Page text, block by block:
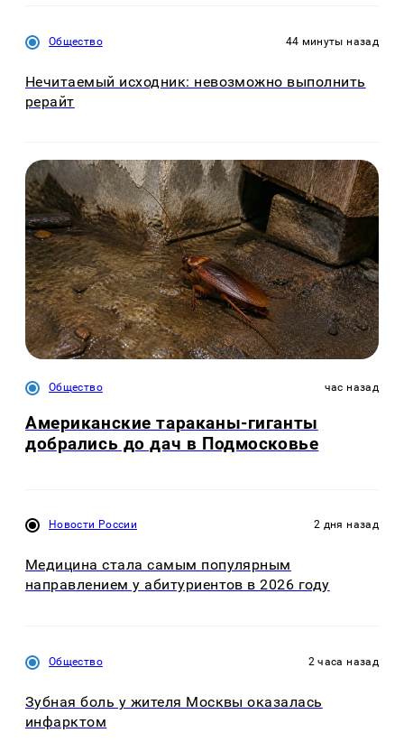
Общество 44 минуты назад
Нечитаемый исходник: невозможно выполнить
рерайт
Общество час назад
Американские тараканы-гиганты
добрались до дач в Подмосковье
Новости России 2 дня назад
Медицина стала самым популярным
направлением у абитуриентов в 2026 году
Общество 2 часа назад
Зубная боль у жителя Москвы оказалась
инфарктом